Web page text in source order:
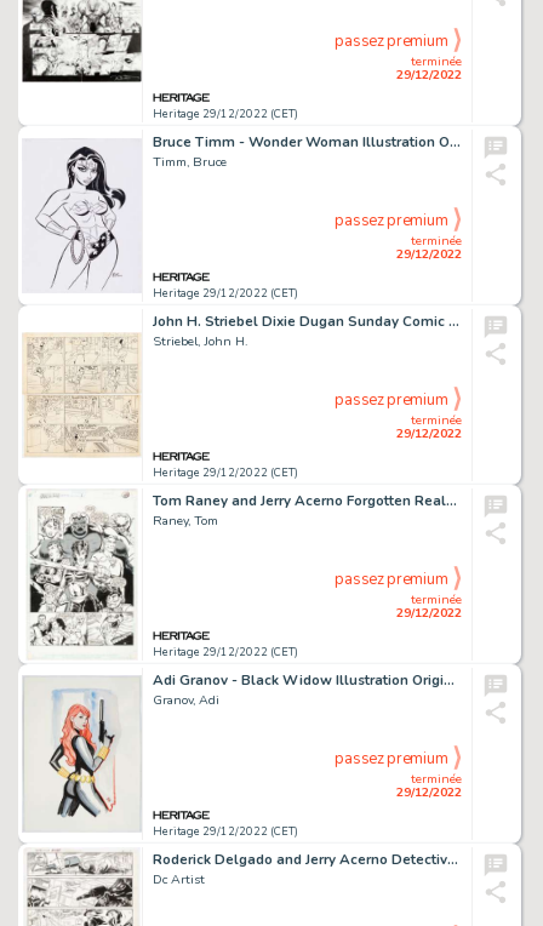
Heritage 29/12/2022 (CET)
terminée
29/12/2022
passez premium
Bruce Timm - Wonder Woman Illustration Original Art (undated)....
Timm, Bruce
Heritage 29/12/2022 (CET)
terminée
29/12/2022
passez premium
John H. Striebel Dixie Dugan Sunday Comic Strip Original Art dated 3-4-1934 Group of 2 (McNaught Syndicate, 1934)....
Striebel, John H.
Heritage 29/12/2022 (CET)
terminée
29/12/2022
passez premium
Tom Raney and Jerry Acerno Forgotten Realms Annual Comic Book #1 Story Page 50 Original Art (DC, 1990)....
Raney, Tom
Heritage 29/12/2022 (CET)
terminée
29/12/2022
passez premium
Adi Granov - Black Widow Illustration Original Art (undated)....
Granov, Adi
Heritage 29/12/2022 (CET)
terminée
29/12/2022
passez premium
Roderick Delgado and Jerry Acerno Detective Comics #595 Story Page 12 Original Art (DC, 1988)....
Dc Artist